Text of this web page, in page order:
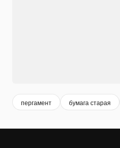
пергамент бумага старая